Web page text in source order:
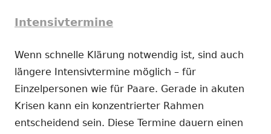
Intensivtermine
Wenn schnelle Klärung notwendig ist, sind auch
längere Intensivtermine möglich – für
Einzelpersonen wie für Paare. Gerade in akuten
Krisen kann ein konzentrierter Rahmen
entscheidend sein. Diese Termine dauern einen